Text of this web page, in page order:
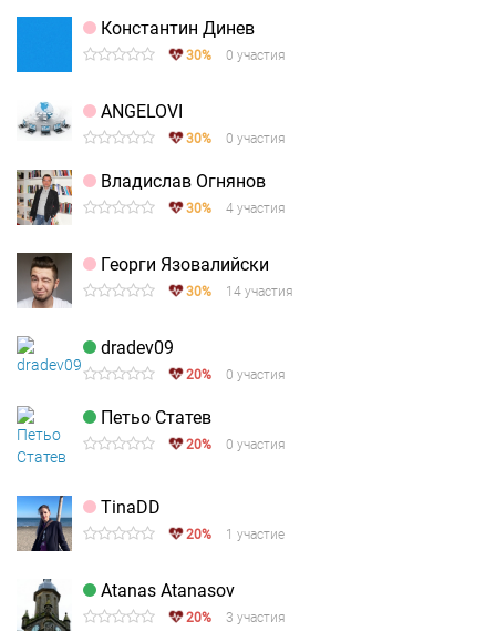
Константин Динев
30% 0 участия
ANGELOVI
30% 0 участия
Владислав Огнянов
30% 4 участия
Георги Язовалийски
30% 14 участия
dradev09
20% 0 участия
Петьо Статев
20% 0 участия
TinaDD
20% 1 участие
Atanas Atanasov
20% 3 участия